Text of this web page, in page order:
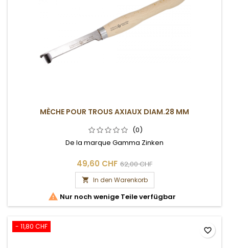
MÈCHE POUR TROUS AXIAUX DIAM.28 MM
(0)
De la marque Gamma Zinken
49,60 CHF 62,00 CHF
 In den Warenkorb
 Nur noch wenige Teile verfügbar
- 11,80 CHF favorite_border